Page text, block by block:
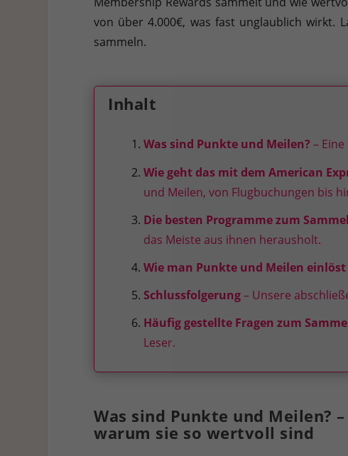
von über 4.000€, was fast unglaublich wirkt.
sammeln.
Inhalt
Was sind Punkte und Meilen? –
Wie geht das mit dem American
und Meilen, von Flugbuchungen bis
Die besten Programme zum
das Meiste aus ihnen herausholt.
Wie man Punkte und Meilen einlöst
Schlussfolgerung– Unsere
Häufig gestellte Fragen zum
Leser.
Was sind Punkte und Meilen?
warum sie so wertvoll sind
Hier finden Sie eine Übersicht über alle verwendeten Cookies. Sie
Cookies auswählen.
Statistik Cookies erfassen Informationen anonym. Diese Informationen helfen uns
Inhalte von Videoplattformen und Social-Media-Plattformen werden